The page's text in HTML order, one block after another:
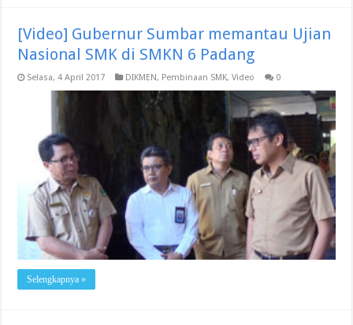
[Video] Gubernur Sumbar memantau Ujian
Nasional SMK di SMKN 6 Padang
Selasa, 4 April 2017 DIKMEN, Pembinaan SMK,Video 0
Selengkapnya »